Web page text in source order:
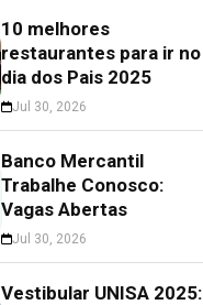
10 melhores
restaurantes para ir no
dia dos Pais 2025
Jul 30, 2026
Banco Mercantil
Trabalhe Conosco:
Vagas Abertas
Jul 30, 2026
Vestibular UNISA 2025: